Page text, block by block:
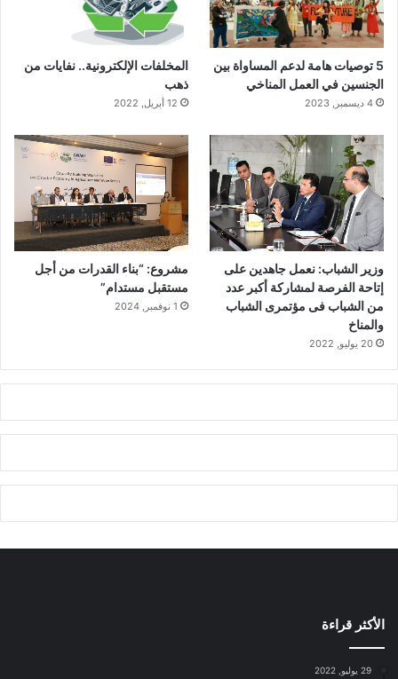
5 توصيات هامة لدعم المساواة بين
الجنسين في العمل المناخي
4 ديسمبر, 2023
المخلفات الإلكترونية.. نفايات من
ذهب
12 أبريل, 2022
وزير الشباب: نعمل جاهدين على
إتاحة الفرصة لمشاركة أكبر عدد
من الشباب فى مؤتمرى الشباب
والمناخ
20 يوليو, 2022
مشروع: “بناء القدرات من أجل
مستقبل مستدام”
1 نوفمبر, 2024
الأكثر قراءة
29 يوليو, 2022